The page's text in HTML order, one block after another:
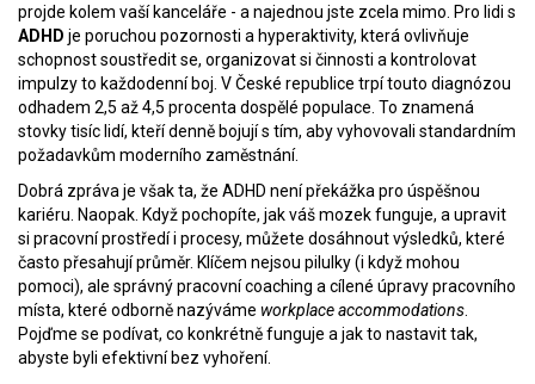
projde kolem vaší kanceláře - a najednou jste zcela mimo. Pro lidi s
ADHD je poruchou pozornosti a hyperaktivity, která ovlivňuje
schopnost soustředit se, organizovat si činnosti a kontrolovat
impulzyto každodenní boj. V České republice trpí touto diagnózou
odhadem 2,5 až 4,5 procenta dospělé populace. To znamená
stovky tisíc lidí, kteří denně bojují s tím, aby vyhovovali standardním
požadavkům moderního zaměstnání.
Dobrá zpráva je však ta, že ADHD není překážka pro úspěšnou
kariéru. Naopak. Když pochopíte, jak váš mozek funguje, a upravit
si pracovní prostředí i procesy, můžete dosáhnout výsledků, které
často přesahují průměr. Klíčem nejsou pilulky (i když mohou
pomoci), ale správnýpracovní coaching a cílené úpravy pracovního
místa, které odborně nazýváme workplace accommodations
Pojďme se podívat, co konkrétně funguje a jak to nastavit tak,
abyste byli efektivní bez vyhoření.